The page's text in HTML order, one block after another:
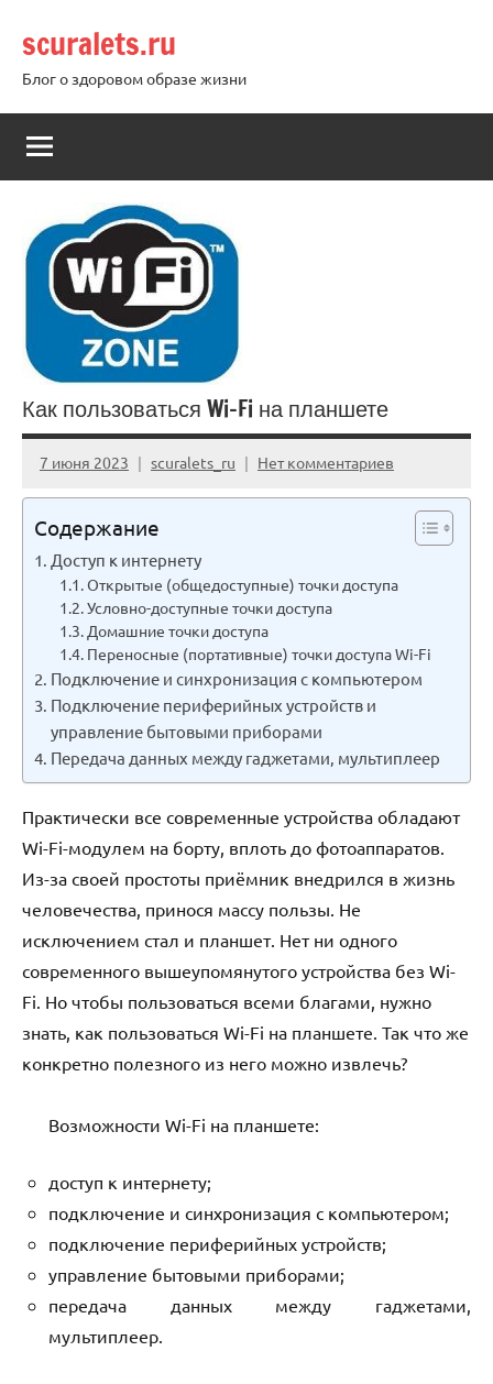
содержимому
scuralets.ru
Блог о здоровом образе жизни
Как пользоваться Wi-Fi на планшете
7 июня 2023 scuralets_ru Нет комментариев
Содержание
Доступ к интернету
Открытые (общедоступные) точки доступа
Условно-доступные точки доступа
Домашние точки доступа
Переносные (портативные) точки доступа Wi-Fi
Подключение и синхронизация с компьютером
Подключение периферийных устройств и
управление бытовыми приборами
Передача данных между гаджетами, мультиплеер
Практически все современные устройства обладают
Wi-Fi-модулем на борту, вплоть до фотоаппаратов.
Из-за своей простоты приёмник внедрился в жизнь
человечества, принося массу пользы. Не
исключением стал и планшет. Нет ни одного
современного вышеупомянутого устройства без Wi-
Fi. Но чтобы пользоваться всеми благами, нужно
знать, как пользоваться Wi-Fi на планшете. Так что же
конкретно полезного из него можно извлечь?
Возможности Wi-Fi на планшете:
доступ к интернету;
подключение и синхронизация с компьютером;
подключение периферийных устройств;
управление бытовыми приборами;
передача данных между гаджетами,
мультиплеер.